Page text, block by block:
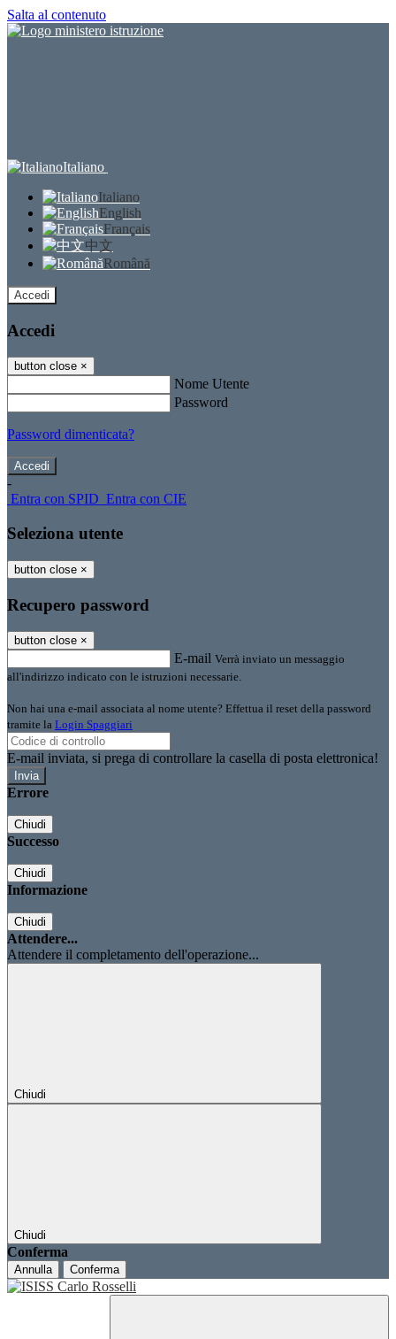
Salta al contenuto
Italiano
Italiano
English
Français
中文
Română
Accedi
Accedi
button close ×
Nome Utente
Password
Password dimenticata?
-
Entra con SPID Entra con CIE
Seleziona utente
button close ×
Recupero password
button close ×
E-mail Verrà inviato un messaggio
all'indirizzo indicato con le istruzioni necessarie.
Non hai una e-mail associata al nome utente? Effettua il reset della password
tramite la Login Spaggiari
E-mail inviata, si prega di controllare la casella di posta elettronica!
Errore
Chiudi
Successo
Chiudi
Informazione
Chiudi
Attendere...
Attendere il completamento dell'operazione...
Chiudi
Chiudi
Conferma
Annulla Conferma